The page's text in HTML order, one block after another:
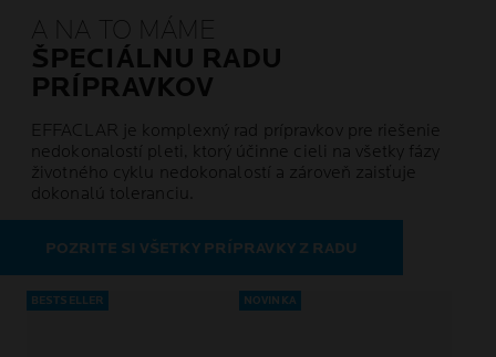
A NA TO MÁME
ŠPECIÁLNU RADU
PRÍPRAVKOV
EFFACLAR je komplexný rad prípravkov pre riešenie
nedokonalostí pleti, ktorý účinne cieli na všetky fázy
životného cyklu nedokonalostí a zároveň zaisťuje
dokonalú toleranciu.
POZRITE SI VŠETKY PRÍPRAVKY Z RADU
BESTSELLER NOVINKA